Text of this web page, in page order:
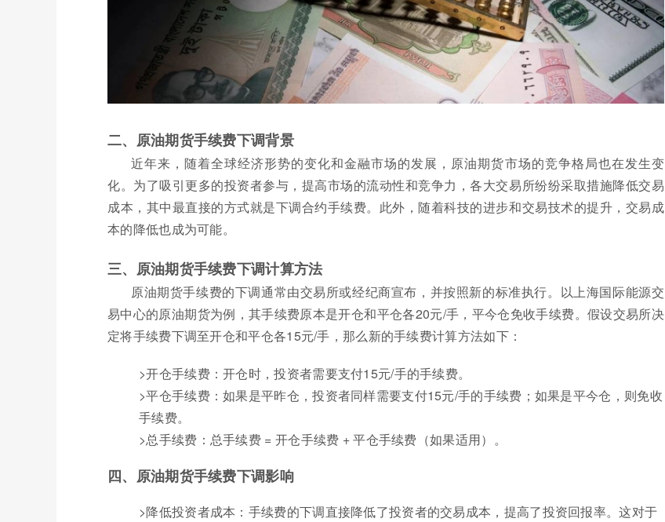
二、原油期货手续费下调背景
近年来，随着全球经济形势的变化和金融市场的发展，原油期货市场的竞争格局也在发生变
化。为了吸引更多的投资者参与，提高市场的流动性和竞争力，各大交易所纷纷采取措施降低交易
成本，其中最直接的方式就是下调合约手续费。此外，随着科技的进步和交易技术的提升，交易成
本的降低也成为可能。
三、原油期货手续费下调计算方法
原油期货手续费的下调通常由交易所或经纪商宣布，并按照新的标准执行。以上海国际能源交
易中心的原油期货为例，其手续费原本是开仓和平仓各20元/手，平今仓免收手续费。假设交易所决
定将手续费下调至开仓和平仓各15元/手，那么新的手续费计算方法如下：
>开仓手续费：开仓时，投资者需要支付15元/手的手续费。
>平仓手续费：如果是平昨仓，投资者同样需要支付15元/手的手续费；如果是平今仓，则免收
手续费。
>总手续费：总手续费 = 开仓手续费 + 平仓手续费（如果适用）。
四、原油期货手续费下调影响
>降低投资者成本：手续费的下调直接降低了投资者的交易成本，提高了投资回报率。这对于